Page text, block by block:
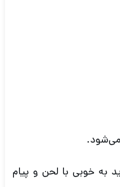
می‌شود.
به خوبی با لحن و پیام